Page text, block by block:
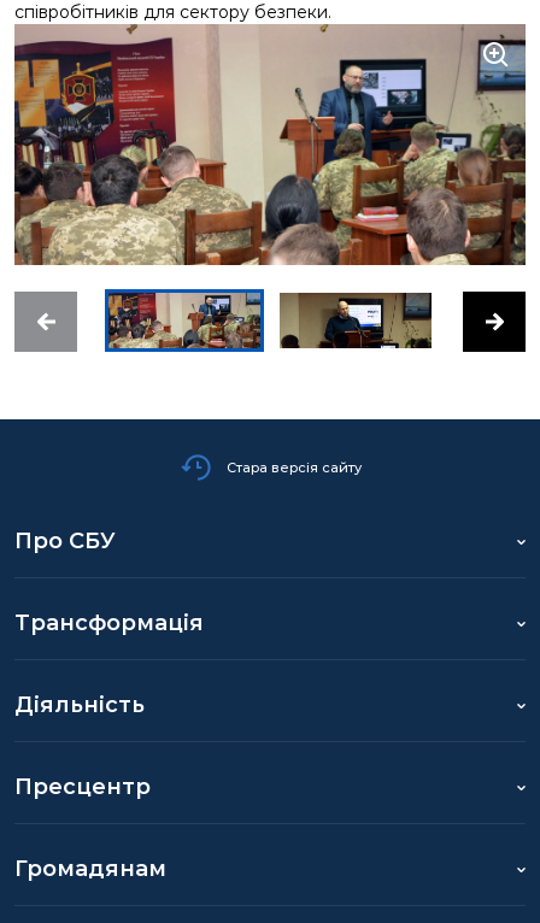
співробітників для сектору безпеки.
Стара версія сайту
Про СБУ
Трансформація
Діяльність
Пресцентр
Громадянам